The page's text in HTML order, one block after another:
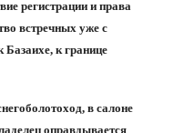
регистрации и права
встречных уже с
Базаихе, к границе
в салоне
оправдывается